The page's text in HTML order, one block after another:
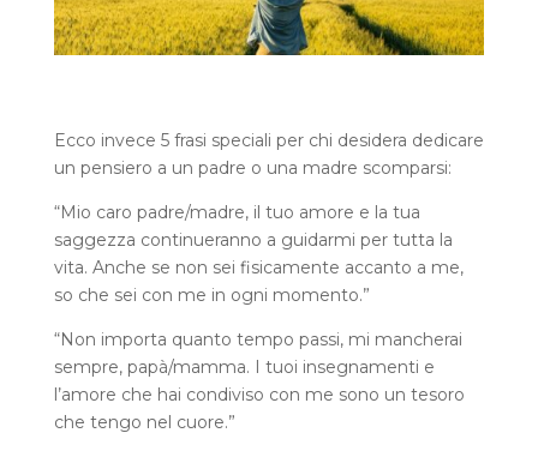
Ecco invece 5 frasi speciali per chi desidera dedicare
un pensiero a un padre o una madre scomparsi:
“Mio caro padre/madre, il tuo amore e la tua
saggezza continueranno a guidarmi per tutta la
vita. Anche se non sei fisicamente accanto a me,
so che sei con me in ogni momento.”
“Non importa quanto tempo passi, mi mancherai
sempre, papà/mamma. I tuoi insegnamenti e
l’amore che hai condiviso con me sono un tesoro
che tengo nel cuore.”